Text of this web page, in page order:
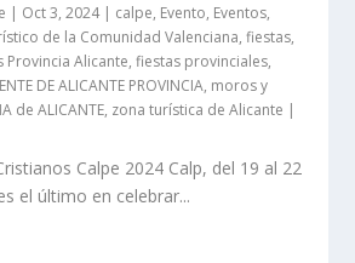
| Oct 3, 2024| calpe, Evento, Eventos,
de la Comunidad Valenciana,fiestas,
Provincia Alicante,fiestas provinciales,
DE ALICANTE PROVINCIA, moros y
de ALICANTE, zona turística de Alicante |
Calpe 2024 Calp, del 19 al 22
el último en celebrar...